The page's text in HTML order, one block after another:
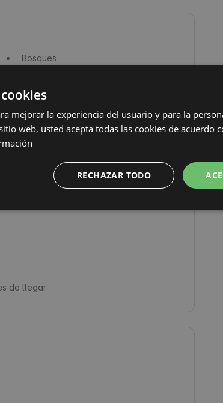
Bosques
de llegar
mejorar la experiencia del usuario y para la
web, usted acepta todas las cookies de acuerdo
RECHAZAR TODO